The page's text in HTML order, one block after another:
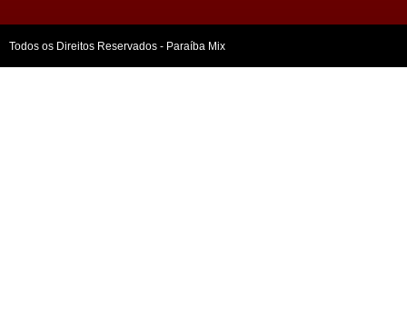
Todos os Direitos Reservados - Paraíba Mix